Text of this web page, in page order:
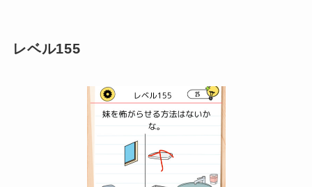
レベル155